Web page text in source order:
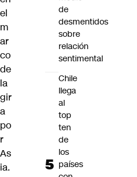
el
m
ar
co
de
la
gir
a
po
r
As
ia.
de
desmentidos
sobre
relación
sentimental
Chile
llega
al
top
ten
de
los
países